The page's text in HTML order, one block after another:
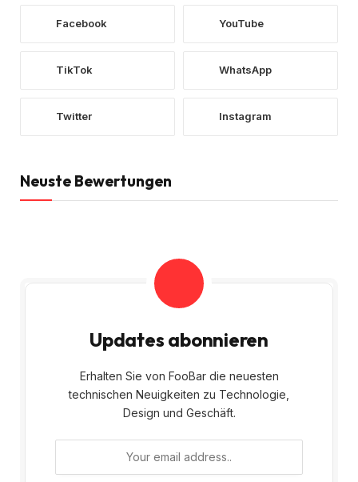
Facebook YouTube
TikTok WhatsApp
Twitter Instagram
Neuste Bewertungen
Updates abonnieren
Erhalten Sie von FooBar die neuesten
technischen Neuigkeiten zu Technologie,
Design und Geschäft.